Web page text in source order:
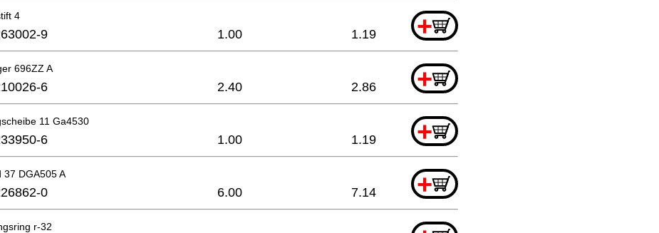
4 +
9 1.00 1.19
696ZZ A +
6 2.40 2.86
11 Ga4530 +
6 1.00 1.19
37 DGA505 A +
0 6.00 7.14
r-32